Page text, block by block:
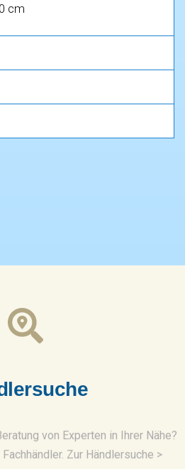
cm
lersuche
von Experten in Ihrer Nähe?
Zur Händlersuche >